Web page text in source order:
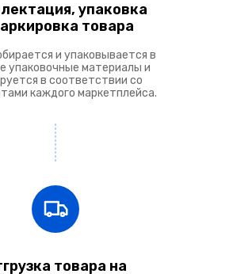
упаковка
товара
и упаковывается в
упаковочные материалы и
в соответствии со
каждого маркетплейса.
товара на